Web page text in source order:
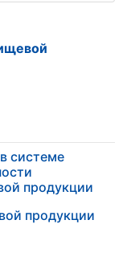
системе
продукции
продукции